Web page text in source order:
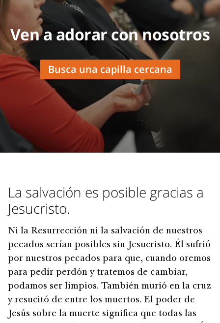
Ven a adorar con nosotros
Busca una capilla cercana
La salvación es posible gracias a
Jesucristo.
Ni la Resurrección ni la salvación de nuestros
pecados serían posibles sin Jesucristo. Él sufrió
por nuestros pecados para que, cuando oremos
para pedir perdón y tratemos de cambiar,
podamos ser limpios. También murió en la cruz
y resucitó de entre los muertos. El poder de
Jesús sobre la muerte significa que todas las